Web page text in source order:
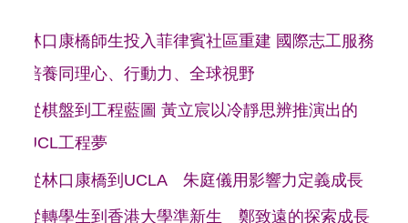
林口康橋師生投入菲律賓社區重建 國際志工服務
培養同理心、行動力、全球視野
從棋盤到工程藍圖 黃立宸以冷靜思辨推演出的
UCL工程夢
從林口康橋到UCLA 朱庭儀用影響力定義成長
從轉學生到香港大學準新生 鄭致遠的探索成長